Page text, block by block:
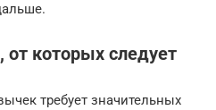
которых следует
требует значительных